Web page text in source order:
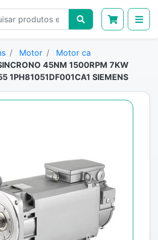
Motor
Motor ca
45NM 1500RPM 7KW
1PH81051DF001CA1 SIEMENS